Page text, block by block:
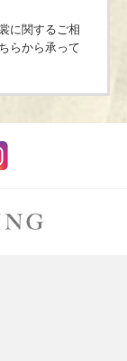
に関するご相
らから承って